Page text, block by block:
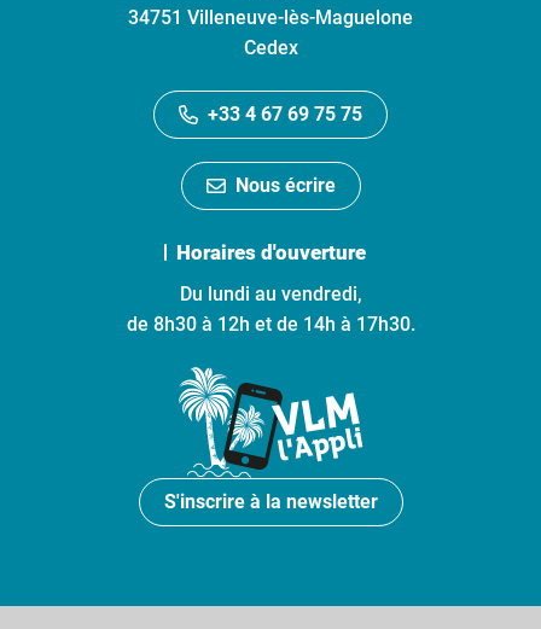
34751 Villeneuve-lès-Maguelone
Cedex
+33 4 67 69 75 75
Nous écrire
Horaires d'ouverture
Du lundi au vendredi,
de 8h30 à 12h et de 14h à 17h30.
S'inscrire à la newsletter